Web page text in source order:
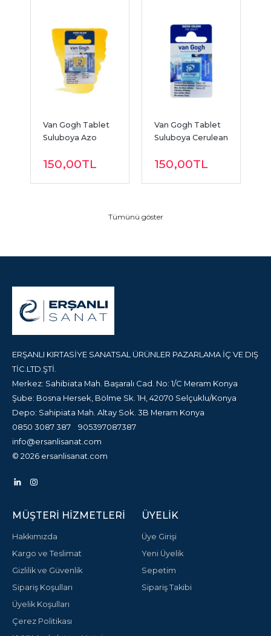
Van Gogh Tablet
Suluboya Azo
150,00TL
Van Gogh Tablet
Suluboya Cerulean
150,00TL
Tümünü göster
ERŞANLI KIRTASİYE SANATSAL ÜRÜNLER PAZARLAMA İÇ VE DIŞ
TİC.LTD.ŞTİ.
Merkez: Sahibiata Mah. Başaralı Cad. No: 1/C Meram Konya
Şube: Bosna Hersek, Bölme Sk. 1H, 42070 Selçuklu/Konya
Depo: Sahipiata Mah. Altay Sok. 3B Meram Konya
0850 3087 387
905397087387
info@ersanlisanat.com
© 2026 ersanlisanat.com
MÜŞTERI HIZMETLERI
Hakkımızda
Kargo ve Teslimat
Gizlilik ve Güvenlik
Sipariş Koşulları
Üyelik Koşulları
Çerez Politikası
ÜYELIK
Üye Girişi
Yeni Üyelik
Sepetim
Sipariş Takibi